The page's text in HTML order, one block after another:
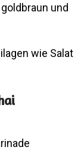
und
wie Salat